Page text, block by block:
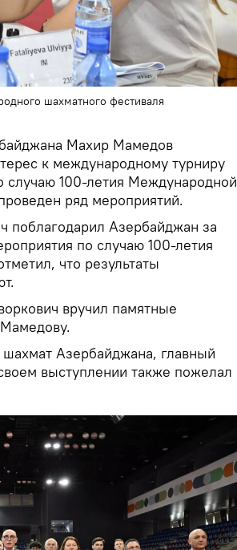
шахматного фестиваля
Махир Мамедов
к международному турниру
100-летия Международной
ряд мероприятий.
Азербайджан за
по случаю 100-летия
что результаты
вручил памятные
Азербайджана, главный
выступлении также пожелал